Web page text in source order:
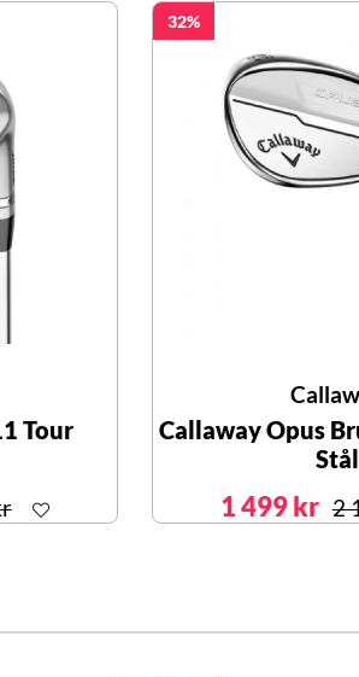
Tour
32
Callaway Opus
Stål
1 499 kr 2